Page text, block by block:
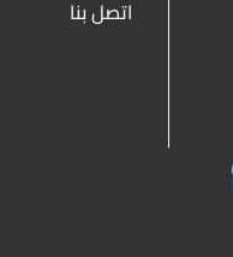
اتصل بنا